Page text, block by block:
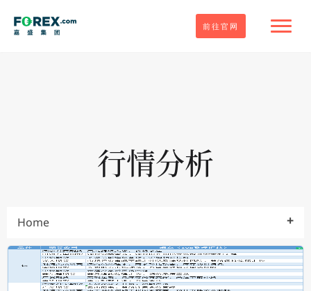
前往官网
行情分析
Home